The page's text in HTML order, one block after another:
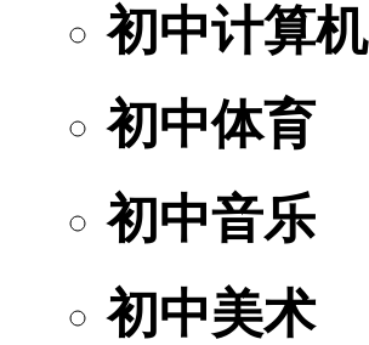
初中计算机
初中体育
初中音乐
初中美术